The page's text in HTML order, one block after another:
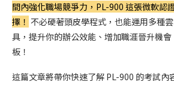
間內強化職場競爭力，PL-900 這張微軟認
擇！ 不必硬著頭皮學程式，也能運用多種
具，提升你的辦公效能、增加職涯晉升機
板！
這篇文章將帶你快速了解 PL-900 的考試內